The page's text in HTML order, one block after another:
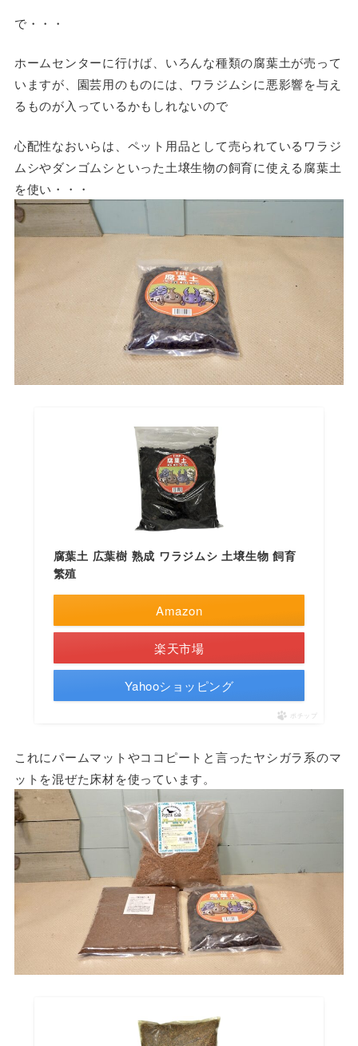
で・・・
ホームセンターに行けば、いろんな種類の腐葉土が売って
いますが、園芸用のものには、ワラジムシに悪影響を与え
るものが入っているかもしれないので
心配性なおいらは、ペット用品として売られているワラジ
ムシやダンゴムシといった土壌生物の飼育に使える腐葉土
を使い・・・
腐葉土 広葉樹 熟成 ワラジムシ 土壌生物 飼育
繁殖
Amazon
楽天市場
Yahooショッピング
ポチップ
これにパームマットやココピートと言ったヤシガラ系のマ
ットを混ぜた床材を使っています。